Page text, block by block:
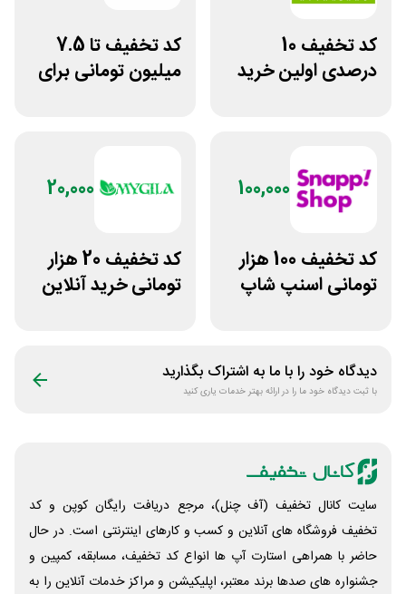
کد تخفیف 10
درصدی اولین خرید
کد تخفیف تا 7.5
میلیون تومانی برای
100,000
کد تخفیف 100 هزار
تومانی اسنپ شاپ
20,000
کد تخفیف 20 هزار
تومانی خرید آنلاین
دیدگاه خود را با ما به اشتراک بگذارید
با ثبت دیدگاه خود ما را در ارائه بهتر خدمات یاری کنید
سایت کانال تخفیف (آف چنل)، مرجع دریافت رایگان کوپن و کد
تخفیف فروشگاه های آنلاین و کسب و‌ کارهای اینترنتی است. در حال
حاضر با همراهی استارت آپ ها انواع کد تخفیف، مسابقه، کمپین و
جشنواره های صدها برند معتبر، اپلیکیشن و مراکز خدمات آنلاین را به